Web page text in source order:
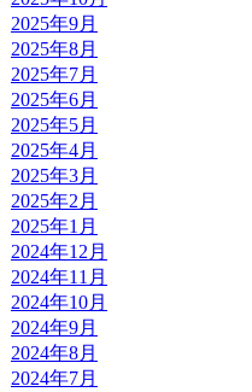
2025年9月
2025年8月
2025年7月
2025年6月
2025年5月
2025年4月
2025年3月
2025年2月
2025年1月
2024年12月
2024年11月
2024年10月
2024年9月
2024年8月
2024年7月